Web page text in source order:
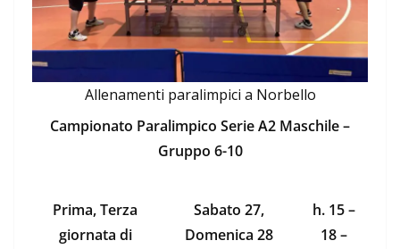
Allenamenti paralimpici a Norbello
Campionato Paralimpico Serie A2 Maschile –
Gruppo 6-10
Prima, Terza
giornata di
Sabato 27,
Domenica 28
h. 15 –
18 –